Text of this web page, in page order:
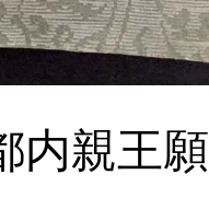
内親王願